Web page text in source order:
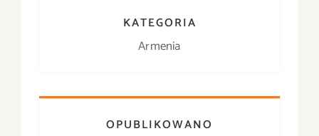
KATEGORIA
Armenia
OPUBLIKOWANO